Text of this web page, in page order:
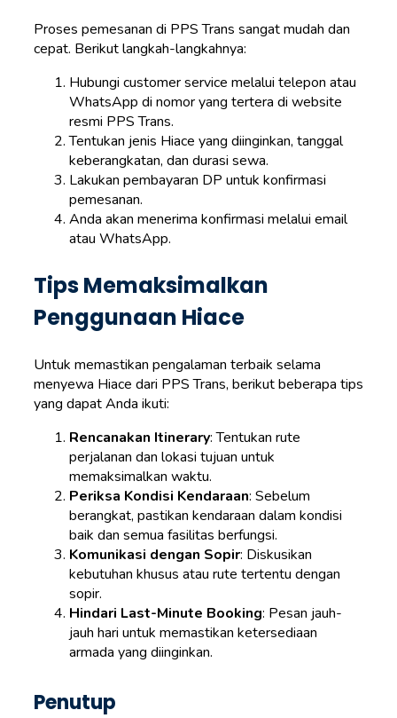
Proses pemesanan di PPS Trans sangat mudah dan
cepat. Berikut langkah-langkahnya:
Hubungi customer service melalui telepon atau
WhatsApp di nomor yang tertera di website
resmi PPS Trans.
Tentukan jenis Hiace yang diinginkan, tanggal
keberangkatan, dan durasi sewa.
Lakukan pembayaran DP untuk konfirmasi
pemesanan.
Anda akan menerima konfirmasi melalui email
atau WhatsApp.
Tips Memaksimalkan
Penggunaan Hiace
Untuk memastikan pengalaman terbaik selama
menyewa Hiace dari PPS Trans, berikut beberapa tips
yang dapat Anda ikuti:
Rencanakan Itinerary: Tentukan rute
perjalanan dan lokasi tujuan untuk
memaksimalkan waktu.
Periksa Kondisi Kendaraan: Sebelum
berangkat, pastikan kendaraan dalam kondisi
baik dan semua fasilitas berfungsi.
Komunikasi dengan Sopir: Diskusikan
kebutuhan khusus atau rute tertentu dengan
sopir.
Hindari Last-Minute Booking: Pesan jauh-
jauh hari untuk memastikan ketersediaan
armada yang diinginkan.
Penutup